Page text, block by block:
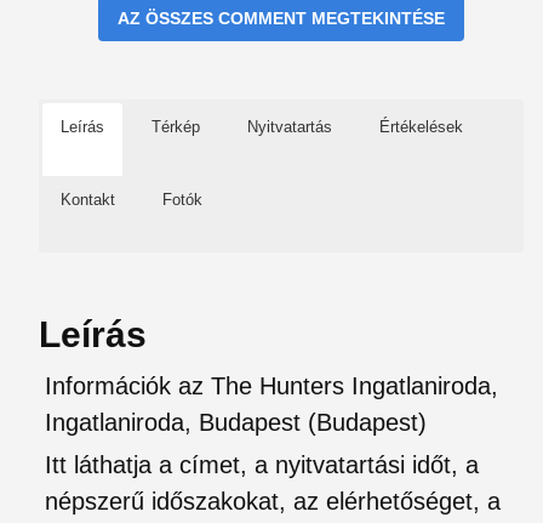
AZ ÖSSZES COMMENT MEGTEKINTÉSE
Leírás Térkép Nyitvatartás Értékelések
Kontakt Fotók
Leírás
Információk az The Hunters Ingatlaniroda,
Ingatlaniroda, Budapest (Budapest)
Itt láthatja a címet, a nyitvatartási időt, a
népszerű időszakokat, az elérhetőséget, a